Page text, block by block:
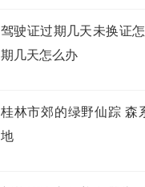
驾驶证过期几天未换证
期几天怎么办
桂林市郊的绿野仙踪 森
地